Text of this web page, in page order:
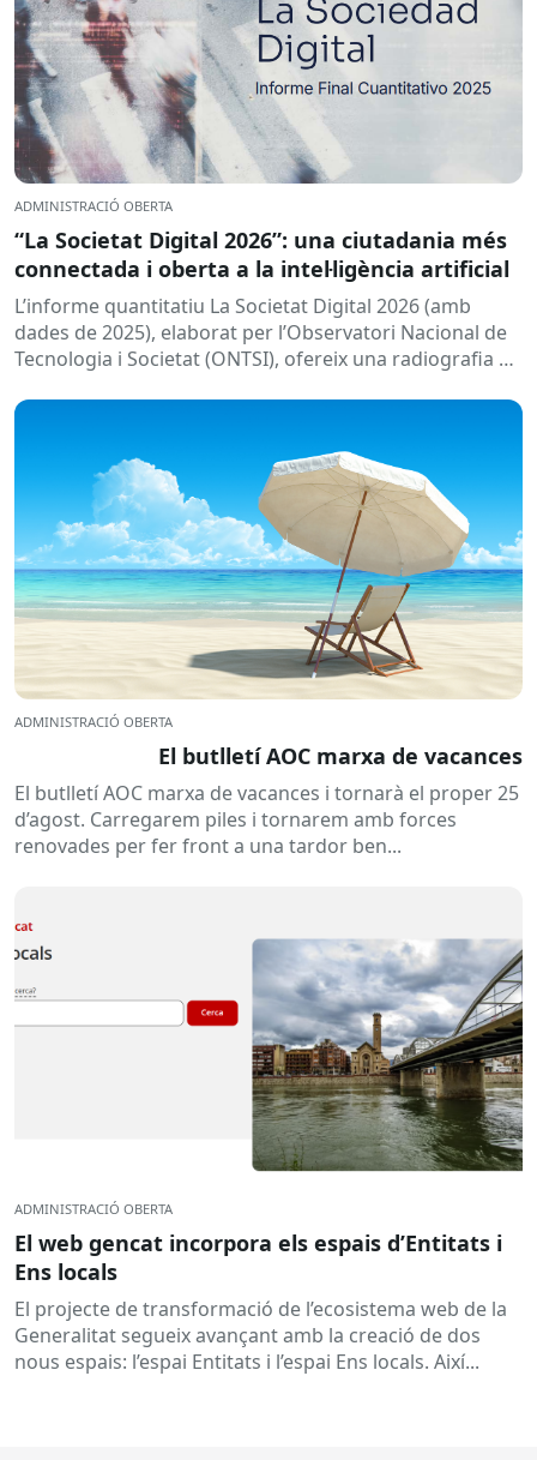
ADMINISTRACIÓ OBERTA
“La Societat Digital 2026”: una ciutadania més
connectada i oberta a la intel·ligència artificial
L’informe quantitatiu La Societat Digital 2026 (amb
dades de 2025), elaborat per l’Observatori Nacional de
Tecnologia i Societat (ONTSI), ofereix una radiografia de
ADMINISTRACIÓ OBERTA
El butlletí AOC marxa de vacances
El butlletí AOC marxa de vacances i tornarà el proper 25
d’agost. Carregarem piles i tornarem amb forces
renovades per fer front a una tardor ben...
ADMINISTRACIÓ OBERTA
El web gencat incorpora els espais d’Entitats i
Ens locals
El projecte de transformació de l’ecosistema web de la
Generalitat segueix avançant amb la creació de dos
nous espais: l’espai Entitats i l’espai Ens locals. Així...